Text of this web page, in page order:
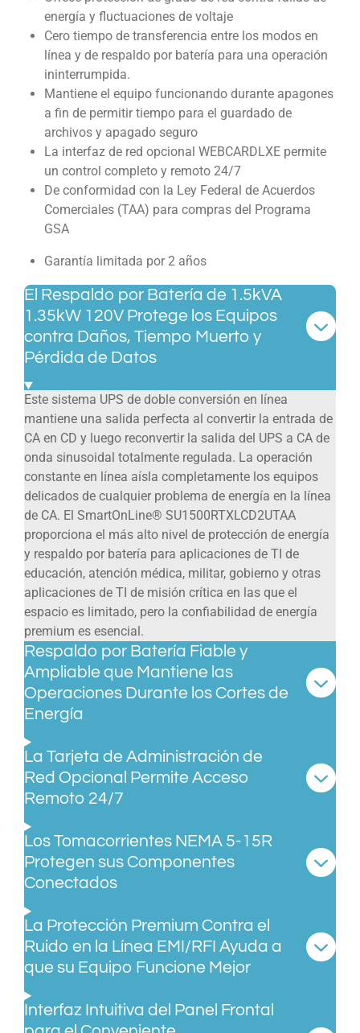
energía y fluctuaciones de voltaje
Cero tiempo de transferencia entre los modos en
línea y de respaldo por batería para una operación
ininterrumpida.
Mantiene el equipo funcionando durante apagones
a fin de permitir tiempo para el guardado de
archivos y apagado seguro
La interfaz de red opcional WEBCARDLXE permite
un control completo y remoto 24/7
De conformidad con la Ley Federal de Acuerdos
Comerciales (TAA) para compras del Programa
GSA
Garantía limitada por 2 años
El Respaldo por Batería de 1.5kVA
1.35kW 120V Protege los Equipos
contra Daños, Tiempo Muerto y
Pérdida de Datos
Este sistema UPS de doble conversión en línea
mantiene una salida perfecta al convertir la entrada de
CA en CD y luego reconvertir la salida del UPS a CA de
onda sinusoidal totalmente regulada. La operación
constante en línea aísla completamente los equipos
delicados de cualquier problema de energía en la línea
de CA. El SmartOnLine® SU1500RTXLCD2UTAA
proporciona el más alto nivel de protección de energía
y respaldo por batería para aplicaciones de TI de
educación, atención médica, militar, gobierno y otras
aplicaciones de TI de misión crítica en las que el
espacio es limitado, pero la confiabilidad de energía
premium es esencial.
Respaldo por Batería Fiable y
Ampliable que Mantiene las
Operaciones Durante los Cortes de
Energía
La Tarjeta de Administración de
Red Opcional Permite Acceso
Remoto 24/7
Los Tomacorrientes NEMA 5-15R
Protegen sus Componentes
Conectados
La Protección Premium Contra el
Ruido en la Línea EMI/RFI Ayuda a
que su Equipo Funcione Mejor
Interfaz Intuitiva del Panel Frontal